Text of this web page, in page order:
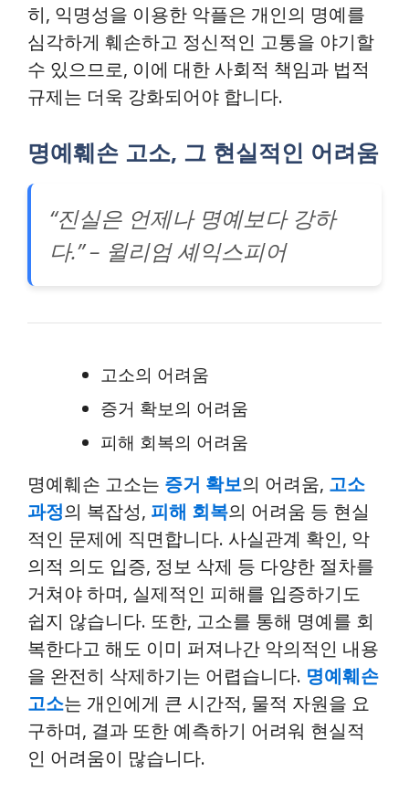
히, 익명성을 이용한 악플은 개인의 명예를
심각하게 훼손하고 정신적인 고통을 야기할
수 있으므로, 이에 대한 사회적 책임과 법적
규제는 더욱 강화되어야 합니다.
명예훼손 고소, 그 현실적인 어려움
“진실은 언제나 명예보다 강하
다.” – 윌리엄 셰익스피어
고소의 어려움
증거 확보의 어려움
피해 회복의 어려움
명예훼손 고소는 증거 확보의 어려움, 고소
과정의 복잡성, 피해 회복의 어려움 등 현실
적인 문제에 직면합니다. 사실관계 확인, 악
의적 의도 입증, 정보 삭제 등 다양한 절차를
거쳐야 하며, 실제적인 피해를 입증하기도
쉽지 않습니다. 또한, 고소를 통해 명예를 회
복한다고 해도 이미 퍼져나간 악의적인 내용
을 완전히 삭제하기는 어렵습니다. 명예훼손
고소는 개인에게 큰 시간적, 물적 자원을 요
구하며, 결과 또한 예측하기 어려워 현실적
인 어려움이 많습니다.